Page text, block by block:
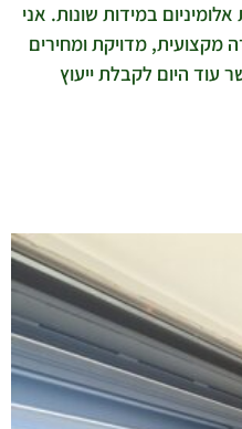
במידות שונות. אני
מקצועית, מדויקת ומחירים
עוד היום לקבלת ייעוץ